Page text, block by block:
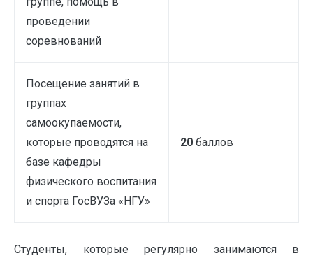
проведении
соревнований
Посещение занятий в
группах
самоокупаемости,
которые проводятся на
базе кафедры
физического воспитания
и спорта ГосВУЗа «НГУ»
20 баллов
Студенты, которые регулярно занимаются в